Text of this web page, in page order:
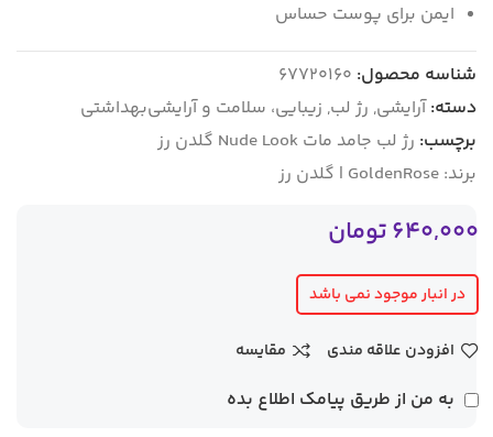
ایمن برای پوست حساس
شناسه محصول: 67720160
دسته:آرایشی, رژ لب, زیبایی، سلامت و آرایشی‌بهداشتی
برچسب: رژ لب جامد مات Nude Look گلدن رز
برند: GoldenRose | گلدن رز
640,000تومان
در انبار موجود نمی باشد
افزودن علاقه مندی مقایسه
به من از طریق پیامک اطلاع بده